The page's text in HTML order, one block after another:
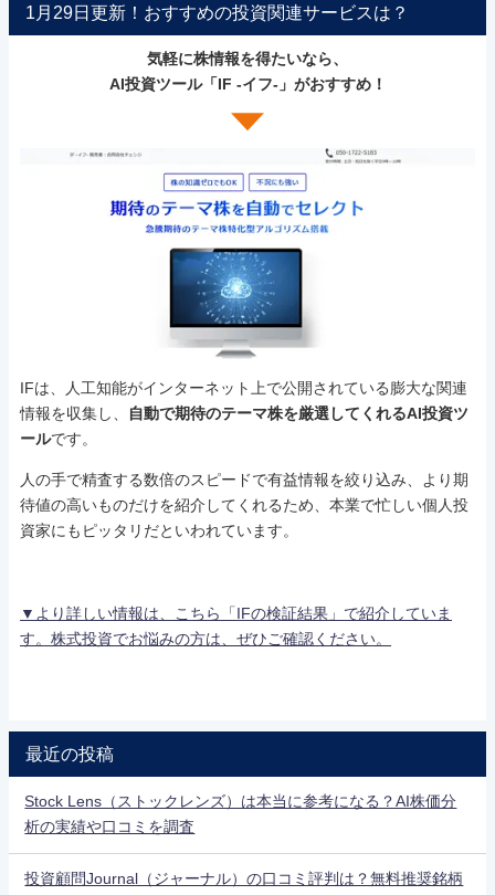
1月29日更新！おすすめの投資関連サービスは？
気軽に株情報を得たいなら、
AI投資ツール「IF -イフ-」がおすすめ！
IFは、人工知能がインターネット上で公開されている膨大な関連
情報を収集し、
自動で期待のテーマ株を厳選してくれるAI投資ツ
ールです。
人の手で精査する数倍のスピードで有益情報を絞り込み、より期
待値の高いものだけを紹介してくれるため、本業で忙しい個人投
資家にもピッタリだといわれています。
▼より詳しい情報は、こちら「IFの検証結果」で紹介していま
す。株式投資でお悩みの方は、ぜひご確認ください。
最近の投稿
Stock Lens（ストックレンズ）は本当に参考になる？AI株価分
析の実績や口コミを調査
投資顧問Journal（ジャーナル）の口コミ評判は？無料推奨銘柄